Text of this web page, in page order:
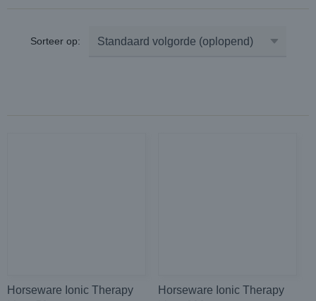
Sorteer op:
Horseware Ionic Therapy
Horseware Ionic Therapy